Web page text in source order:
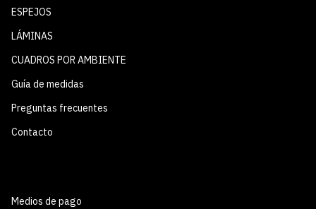
ESPEJOS
LÁMINAS
CUADROS POR AMBIENTE
Guía de medidas
Preguntas frecuentes
Contacto
Medios de pago